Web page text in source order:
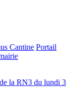
Cantine Portail
la RN3 du lundi 3